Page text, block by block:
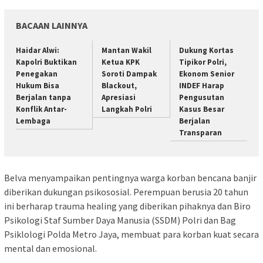
BACAAN LAINNYA
Haidar Alwi:
Kapolri Buktikan
Penegakan
Hukum Bisa
Berjalan tanpa
Konflik Antar-
Lembaga
Mantan Wakil
Ketua KPK
Soroti Dampak
Blackout,
Apresiasi
Langkah Polri
Dukung Kortas
Tipikor Polri,
Ekonom Senior
INDEF Harap
Pengusutan
Kasus Besar
Berjalan
Transparan
Belva menyampaikan pentingnya warga korban bencana banjir
diberikan dukungan psikososial. Perempuan berusia 20 tahun
ini berharap trauma healing yang diberikan pihaknya dan Biro
Psikologi Staf Sumber Daya Manusia (SSDM) Polri dan Bag
Psiklologi Polda Metro Jaya, membuat para korban kuat secara
mental dan emosional.